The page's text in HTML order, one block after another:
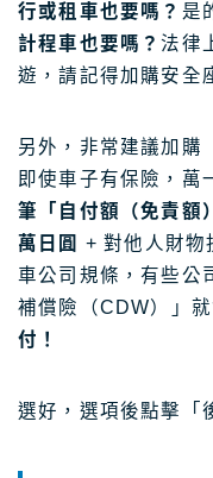
行或租車也要嗎？ 是
計程車也要嗎？法律
遊，請記得加購安全
另外，非常建議加購
即使車子有保險，萬
筆「自付額（免責額
萬日圓 + 對他人財物
車公司規條，有些公
補償險（CDW）」
付！
選好，選項後點擊「